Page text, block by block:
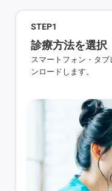
STEP1
診療方法を選択
スマートフォン・タ
ンロードします。